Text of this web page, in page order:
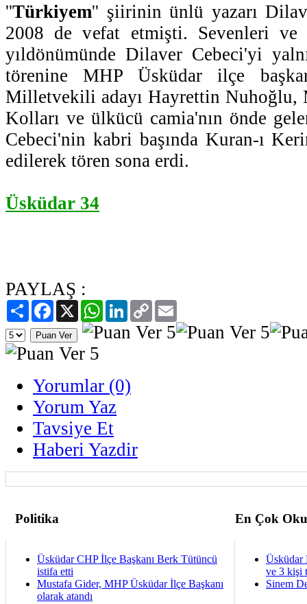
''Türkiyem'' şiirinin ünlü yazarı
2008 de vefat etmişti. Sevenleri
yıldönümünde Dilaver Cebeci'yi
törenine MHP Üsküdar ilçe
Milletvekili adayı Hayrettin Nuhoğlu,
Kolları ve ülkücü camia'nın önde
Cebeci'nin kabri başında Kuran-ı
edilerek tören sona erdi.
Üsküdar 34
PAYLAŞ :
PaylaşFacebook
X WhatsAppLinkedIn
Copy
Link
Yorumlar (0)
Yorum Yaz
Tavsiye Et
Haberi Yazdir
Politika En Çok
Üsküdar CHP İlçe Başkanı Berk Tütüncü
istifa etti
Mustafa Gider, MHP Üsküdar İlçe Başkanı
olarak atandı
Üsküdar
ve 3 kişi
Sinem